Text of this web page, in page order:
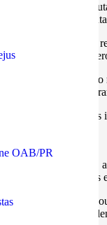
OAB/PR
da Câmara dos
houver
administrativos
o respectivo
oral do
sustentação oral
nulidade quando
Silva (PSD-SP),
para os
diferenciado
técnica que os